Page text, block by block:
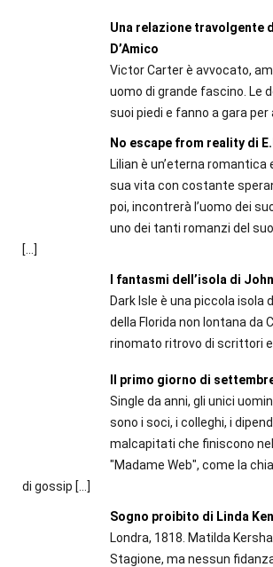
Una relazione travolgente
D’Amico
Victor Carter è avvocato,
uomo di grande fascino. Le
suoi piedi e fanno a gara per
No escape from reality di
Lilian è un’eterna romantica
sua vita con costante
poi, incontrerà l’uomo dei
uno dei tanti romanzi del
[…]
I fantasmi dell’isola di
Dark Isle è una piccola isola
della Florida non lontana da
rinomato ritrovo di scrittori
Il primo giorno di
Single da anni, gli unici
sono i soci, i colleghi, i
malcapitati che finiscono
"Madame Web", come la
di gossip […]
Sogno proibito di Linda
Londra, 1818. Matilda
Stagione, ma nessun